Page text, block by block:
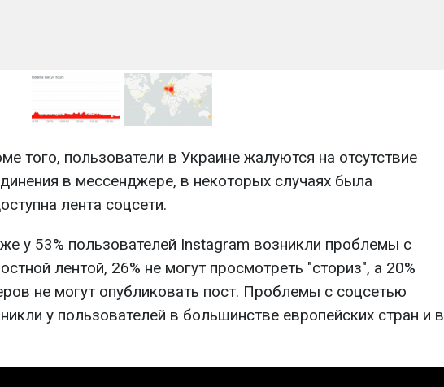
того, пользователи в Украине жалуются на отсутствие
в мессенджере, в некоторых случаях была
лента соцсети.
у 53% пользователей Instagram возникли проблемы с
лентой, 26% не могут просмотреть "сториз", а 20%
не могут опубликовать пост. Проблемы с соцсетью
у пользователей в большинстве европейских стран и в